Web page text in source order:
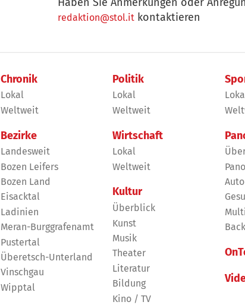
redaktion@stol.it kontaktieren
Chronik
Lokal
Weltweit
Bezirke
Landesweit
Bozen Leifers
Bozen Land
Eisacktal
Ladinien
Meran-Burggrafenamt
Pustertal
Überetsch-Unterland
Vinschgau
Wipptal
Politik
Lokal
Weltweit
Wirtschaft
Lokal
Weltweit
Kultur
Überblick
Kunst
Musik
Theater
Literatur
Bildung
Kino / TV